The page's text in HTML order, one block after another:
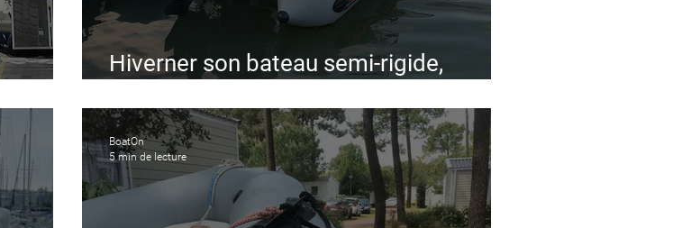
Hiverner son bateau semi-rigide,
BoatOn
5 min de lecture